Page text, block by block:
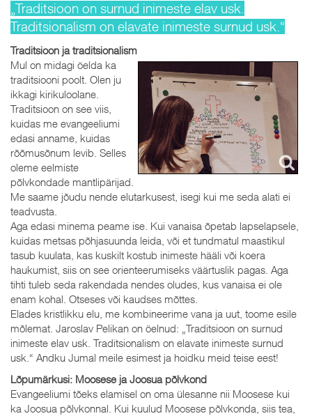
„Traditsioon on surnud inimeste elav usk.
Traditsionalism on elavate inimeste surnud usk.“
Traditsioon ja traditsionalism
Mul on midagi öelda ka
traditsiooni poolt. Olen ju
ikkagi kirikuloolane.
Traditsioon on see viis,
kuidas me evangeeliumi
edasi anname, kuidas
rõõmusõnum levib. Selles
oleme eelmiste
põlvkondade mantlipärijad.
Me saame jõudu nende elutarkusest, isegi kui me seda alati ei
teadvusta.
Aga edasi minema peame ise. Kui vanaisa õpetab lapselapsele,
kuidas metsas põhjasuunda leida, või et tundmatul maastikul
tasub kuulata, kas kuskilt kostub inimeste hääli või koera
haukumist, siis on see orienteerumiseks väärtuslik pagas. Aga
tihti tuleb seda rakendada nendes oludes, kus vanaisa ei ole
enam kohal. Otseses või kaudses mõttes.
Elades kristlikku elu, me kombineerime vana ja uut, toome esile
mõlemat. Jaroslav Pelikan on öelnud: „Traditsioon on surnud
inimeste elav usk. Traditsionalism on elavate inimeste surnud
usk.“ Andku Jumal meile esimest ja hoidku meid teise eest!
Lõpumärkusi: Moosese ja Joosua põlvkond
Evangeeliumi tõeks elamisel on oma ülesanne nii Moosese kui
ka Joosua põlvkonnal. Kui kuulud Moosese põlvkonda, siis tea,